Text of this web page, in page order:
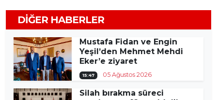
DIĞER HABERLER
Mustafa Fidan ve Engin
Yeşil’den Mehmet Mehdi
Eker’e ziyaret
15:47 05 Ağustos 2026
Silah bırakma süreci